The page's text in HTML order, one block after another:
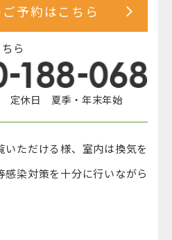
予約はこちら
ら
定休日 夏季・年末年始
いただける様、室内は換気を
染対策を十分に行いながら